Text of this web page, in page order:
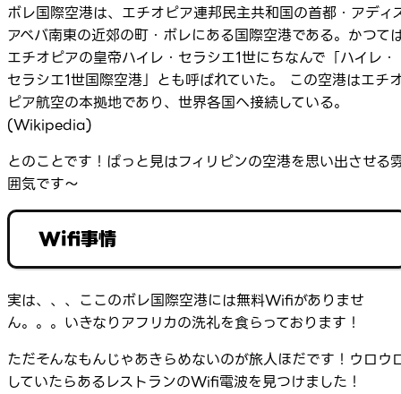
ボレ国際空港は、エチオピア連邦民主共和国の首都・アディ
アベバ南東の近郊の町・ボレにある国際空港である。かつて
エチオピアの皇帝ハイレ・セラシエ1世にちなんで「ハイレ・
セラシエ1世国際空港」とも呼ばれていた。 この空港はエチ
ピア航空の本拠地であり、世界各国へ接続している。
(Wikipedia)
とのことです！ぱっと見はフィリピンの空港を思い出させる
囲気です～
Wifi事情
実は、、、ここのボレ国際空港には無料Wifiがありませ
ん。。。いきなりアフリカの洗礼を食らっております！
ただそんなもんじゃあきらめないのが旅人ほだです！ウロウ
していたらあるレストランのWifi電波を見つけました！